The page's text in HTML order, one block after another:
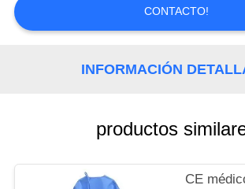
PIDA
UNA
SITIO
CONTACTO!
INFORMACIÓN
productos
CE